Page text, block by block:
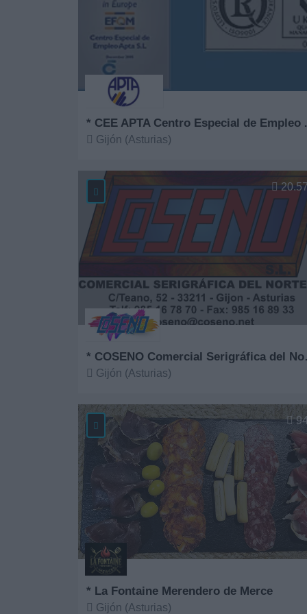
* CEE
Gijón (Asturias)
*
Gijón (Asturias)
Ver más
* La Fontaine Merendero de Merce
Gijón (Asturias)